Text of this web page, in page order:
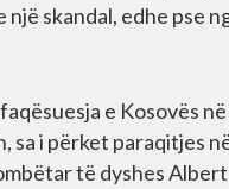
skandal, edhe pse
e Kosovës
sa i përket paraqitjes
të dyshes